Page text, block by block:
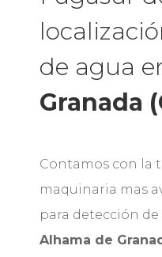
de agua
Granada
Contamos con la
maquinaria mas
para detección
Alhama de